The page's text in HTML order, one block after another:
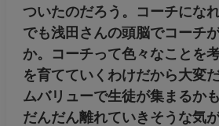
ついたのだろう。コーチにな
でも浅田さんの頭脳でコーチ
か。コーチって色々なことを
を育てていくわけだから大変
ムバリューで生徒が集まるか
だんだん離れていきそうな気が